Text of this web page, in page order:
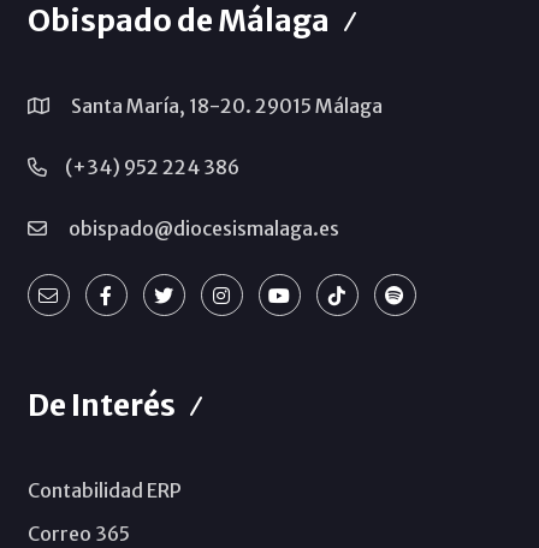
Obispado de Málaga
Santa María, 18-20. 29015 Málaga
(+34) 952 224 386
obispado@diocesismalaga.es
De Interés
Contabilidad ERP
Correo 365